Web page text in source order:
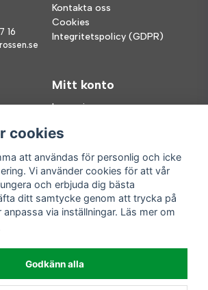
16
Kontakta oss
Cookies
Integritetspolicy (GDPR)
Mitt konto
Logga in
Glömt lösenord?
Handla enkelt
cookies
att användas för personlig och icke
Vi använder cookies för att vår
och erbjuda dig bästa
ditt samtycke genom att trycka på
anpassa via inställningar. Läs mer om
Godkänn alla